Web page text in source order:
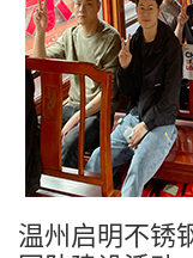
温州启明不锈